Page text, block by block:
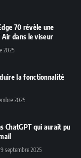
70 révèle une
Air dans le viseur
2025
la fonctionnalité
2025
ChatGPT qui aurait pu
septembre 2025